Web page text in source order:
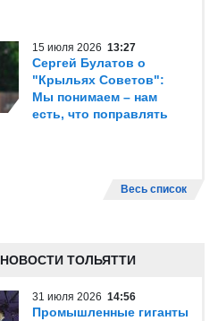
15 июля 2026 13:27
Сергей Булатов о
"Крыльях Советов":
Мы понимаем – нам
есть, что поправлять
Весь список
НОВОСТИ ТОЛЬЯТТИ
31 июля 2026 14:56
Промышленные гиганты